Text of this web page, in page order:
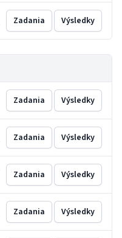
Zadania Výsledky
Zadania Výsledky
Zadania Výsledky
Zadania Výsledky
Zadania Výsledky